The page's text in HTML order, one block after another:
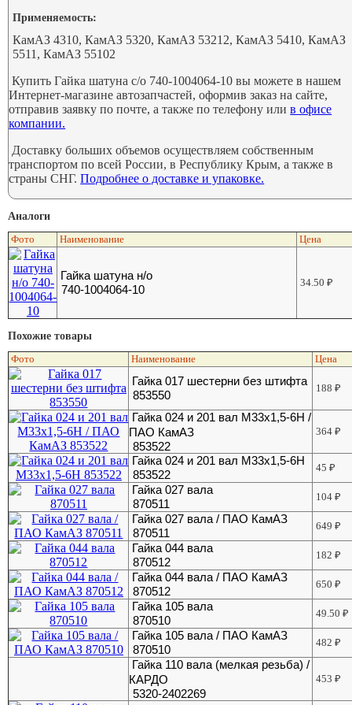
Применяемость:
КамАЗ 4310, КамАЗ 5320, КамАЗ 53212, КамАЗ 5410, КамАЗ
5511, КамАЗ 55102
Купить Гайка шатуна с/о 740-1004064-10 вы можете в нашем
Интернет-магазине автозапчастей, оформив заказ на сайте,
отправив заявку по почте, а также по телефону илив офисе
компании.
Доставку больших объемов осуществляем собственным
транспортом по всей России, в Республику Крым, а также в
страны СНГ.Подробнее о доставке и упаковке.
Аналоги
Фото Наименование Цена
Гайка шатуна н/о
740-1004064-10
34.50₽
Похожие товары
Фото Наименование Цена
Гайка 017 шестерни без штифта
853550
188₽
Гайка 024 и 201 вал М33х1,5-6Н /
ПАО КамАЗ
853522
364₽
Гайка 024 и 201 вал М33х1,5-6Н
853522
45₽
Гайка 027 вала
870511
104₽
Гайка 027 вала / ПАО КамАЗ
870511
649₽
Гайка 044 вала
870512
182₽
Гайка 044 вала / ПАО КамАЗ
870512
650₽
Гайка 105 вала
870510
49.50₽
Гайка 105 вала / ПАО КамАЗ
870510
482₽
Гайка 110 вала (мелкая резьба) /
КАРДО
5320-2402269
453₽